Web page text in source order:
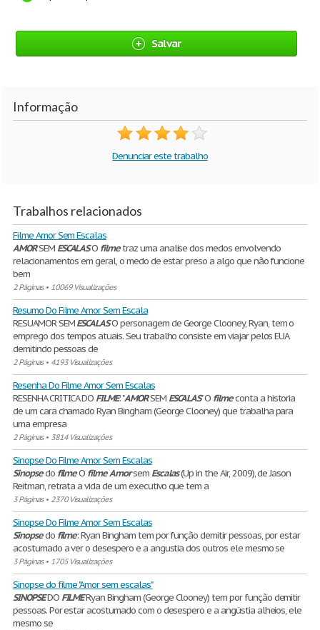
Salvar
Informação
Denunciar este trabalho
Trabalhos relacionados
Filme Amor Sem Escalas
AMORSEM ESCALASO filmetraz uma analise dos medos envolvendo
relacionamentos em geral, o medo de estar preso a algo que não funcione
bem
2 Páginas• 10069 Visualizações
Resumo Do Filme Amor Sem Escala
RESUAMOR SEMESCALASO personagem de George Clooney, Ryan, tem o
emprego dos tempos atuais. Seu trabalho consiste em viajar pelos EUA
demitindo pessoas de
2 Páginas• 4193 Visualizações
Resenha Do Filme Amor Sem Escalas
RESENHA CRITICA DO FILME: "AMORSEM ESCALAS" O filmeconta a historia
de um cara chamado Ryan Bingham (George Clooney) que trabalha para
uma empresa
2 Páginas• 3814 Visualizações
Sinopse Do Filme Amor Sem Escalas
Sinopsedo filmeO filmeAmorsem Escalas(Up in the Air, 2009), de Jason
Reitman, retrata a vida de um executivo que tem a
3 Páginas• 2370 Visualizações
Sinopse Do Filme Amor Sem Escalas
Sinopsedo filme: Ryan Bingham tem por função demitir pessoas, por estar
acostumado a ver o desespero e a angustia dos outros ele mesmo se
3 Páginas• 1705 Visualizações
Sinopse do filme "Amor sem escalas"
SINOPSEDO FILMERyan Bingham (George Clooney) tem por função demitir
pessoas. Por estar acostumado com o desespero e a angústia alheios, ele
mesmo se